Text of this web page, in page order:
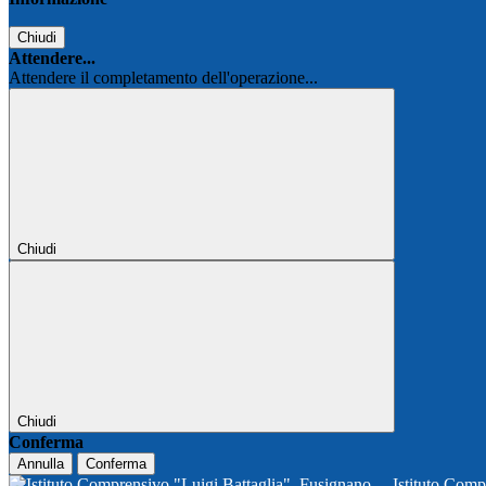
Chiudi
Attendere...
Attendere il completamento dell'operazione...
Chiudi
Chiudi
Conferma
Annulla Conferma